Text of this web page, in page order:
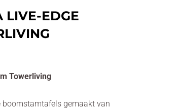
LIVE-EDGE
Towerliving
boomstamtafels gemaakt van